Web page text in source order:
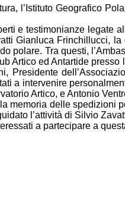
l’Istituto Geografico
e testimonianze legate
Gianluca Frinchillucci,
polare. Tra questi,
Artico ed Antartide
Presidente
a intervenire
Artico, e Antonio
delle spedizioni
l’attività di Silvio
a partecipare a